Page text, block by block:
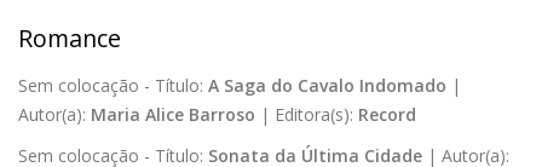
Romance
Sem colocação - Título: A Saga do Cavalo Indomado |
Autor(a): Maria Alice Barroso | Editora(s): Record
Sem colocação - Título: Sonata da Última Cidade | Autor(a):